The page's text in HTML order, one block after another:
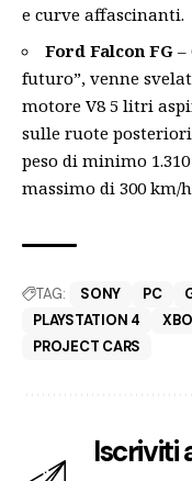
e curve affascinanti.
Ford Falcon FG –
futuro”, venne
motore V8 5 litri
sulle ruote
peso di minimo
massimo di 300 km/
TAG: SONY PC
PLAYSTATION 4
PROJECT CARS
Iscriviti